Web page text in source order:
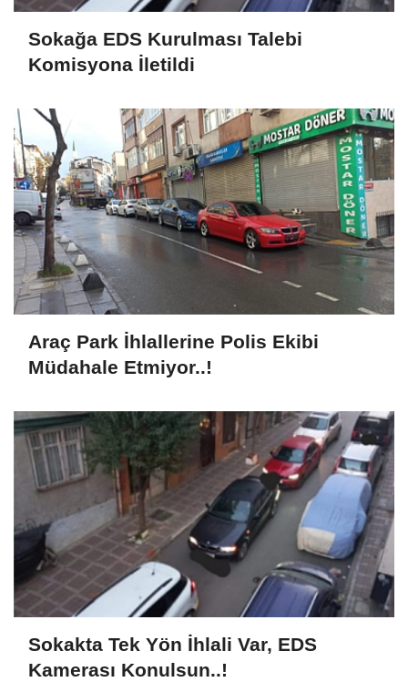
Sokağa EDS Kurulması Talebi
Komisyona İletildi
Araç Park İhlallerine Polis Ekibi
Müdahale Etmiyor..!
Sokakta Tek Yön İhlali Var, EDS
Kamerası Konulsun..!